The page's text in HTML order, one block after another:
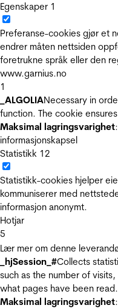
Egenskaper 1
Preferanse-cookies gjør et
endrer måten nettsiden
foretrukne språk eller den
www.garnius.no
1
_ALGOLIANecessary in
function. The cookie
Maksimal lagringsvarighet
informasjonskapsel
Statistikk 12
Statistikk-cookies hjelper
kommuniserer med
informasjon anonymt.
Hotjar
5
Lær mer om denne
_hjSession_#Collects
such as the number of
what pages have been read.
Maksimal lagringsvarighet